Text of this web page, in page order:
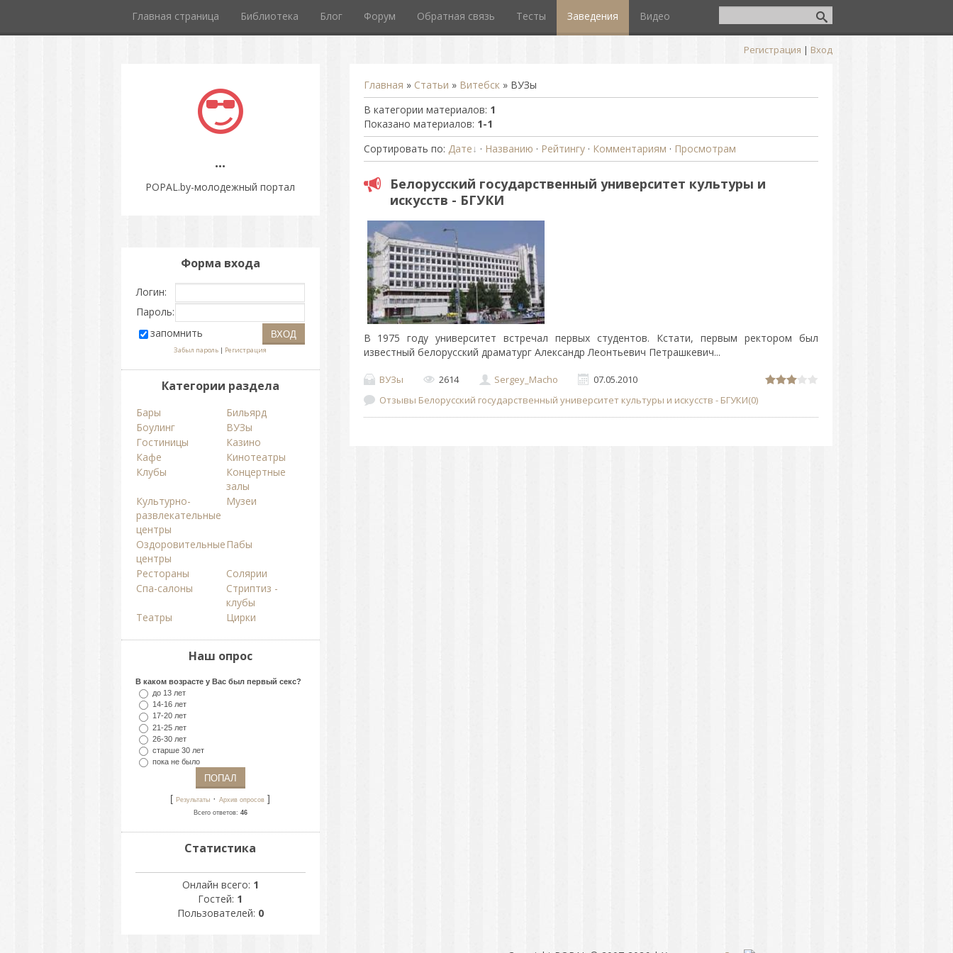
Главная страница Библиотека Блог Форум Обратная связь Тесты Заведения Видео
Регистрация | Вход
...
POPAL.by-молодежный портал
Главная » Статьи » Витебск» ВУЗы
В категории материалов: 1
Показано материалов: 1-1
Сортировать по: Дате · Названию · Рейтингу· Комментариям · Просмотрам
Белорусский государственный университет культуры и
искусств - БГУКИ
В 1975 году университет встречал первых студентов. Кстати, первым ректором был
известный белорусский драматург Александр Леонтьевич Петрашкевич...
ВУЗы 2614 Sergey_Macho
07.05.2010
Отзывы Белорусский государственный университет культуры и искусств - БГУКИ(0)
Форма входа
Логин:
Пароль:
запомнить
Забыл пароль | Регистрация
Категории раздела
Бары
Бильярд
Боулинг
ВУЗы
Гостиницы
Казино
Кафе
Кинотеатры
Клубы
Концертные
залы
Культурно-
развлекательные
центры
Музеи
Оздоровительные
центры
Пабы
Рестораны
Солярии
Спа-салоны
Стриптиз -
клубы
Театры
Цирки
Наш опрос
В каком возрасте у Вас был первый секс?
до 13 лет
14-16 лет
17-20 лет
21-25 лет
26-30 лет
старше 30 лет
пока не было
[ Результаты · Архив опросов ]
Всего ответов: 46
Статистика
Онлайн всего: 1
Гостей: 1
Пользователей: 0